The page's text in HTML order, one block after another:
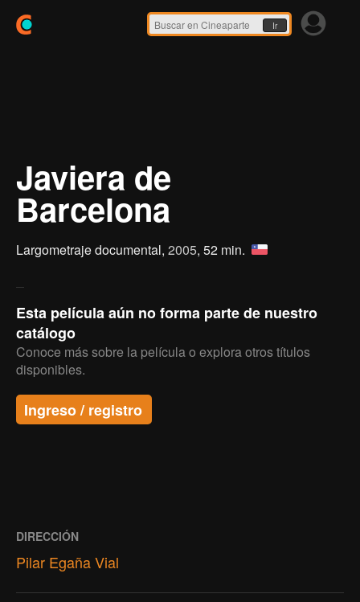
Ir
Javiera de
Barcelona
Largometraje documental, 2005, 52 min.
Esta película aún no forma parte de nuestro
catálogo
Conoce más sobre la película o explora otros títulos
disponibles.
Ingreso / registro
DIRECCIÓN
Pilar Egaña Vial